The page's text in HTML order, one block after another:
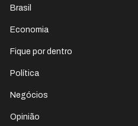
Brasil
Economia
Fique por dentro
Política
Negócios
Opinião